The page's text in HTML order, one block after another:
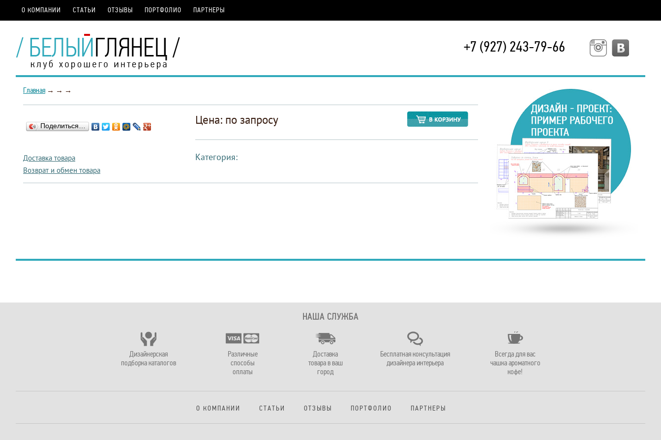
О КОМПАНИИ СТАТЬИ ОТЗЫВЫ ПОРТФОЛИО ПАРТНЕРЫ
+7 (927) 243-79-66
Главная → → →
Поделиться…
Доставка товара
Возврат и обмен товара
Цена: по запросу
Категория:
НАША СЛУЖБА
Дизайнерская
подборка каталогов
Различные
способы
оплаты
Доставка
товара в ваш
город
Бесплатная консультация
дизайнера интерьера
Всегда для вас
чашка ароматного
кофе!
О КОМПАНИИ СТАТЬИ ОТЗЫВЫ ПОРТФОЛИО ПАРТНЕРЫ